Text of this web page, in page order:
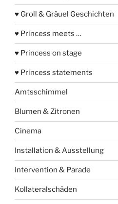
♥ Groll & Gräuel Geschichten
♥ Princess meets …
♥ Princess on stage
♥ Princess statements
Amtsschimmel
Blumen & Zitronen
Cinema
Installation & Ausstellung
Intervention & Parade
Kollateralschäden